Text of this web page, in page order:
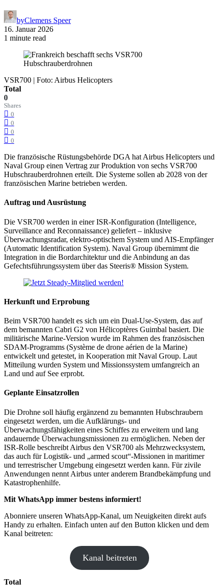
byClemens Speer
16. Januar 2026
1 minute read
VSR700 | Foto: Airbus Helicopters
Total
0
Shares
0
0
0
0
Die französische Rüstungsbehörde DGA hat Airbus Helicopters und
Naval Group einen Vertrag zur Produktion von sechs VSR700
Hubschrauberdrohnen erteilt. Die Systeme sollen ab 2028 von der
französischen Marine betrieben werden.
Auftrag und Ausrüstung
Die VSR700 werden in einer ISR-Konfiguration (Intelligence,
Surveillance and Reconnaissance) geliefert – inklusive
Überwachungsradar, elektro-optischem System und AIS-Empfänger
(Automatic Identification System). Naval Group übernimmt die
Integration in die Bordarchitektur und die Anbindung an das
Gefechtsführungssystem über das Steeris® Mission System.
Herkunft und Erprobung
Beim VSR700 handelt es sich um ein Dual-Use-System, das auf
dem bemannten Cabri G2 von Hélicoptères Guimbal basiert. Die
militärische Marine-Version wurde im Rahmen des französischen
SDAM-Programms (Système de drone aérien de la Marine)
entwickelt und getestet, in Kooperation mit Naval Group. Laut
Mitteilung wurden System und Missionssystem umfangreich an
Land und auf See erprobt.
Geplante Einsatzrollen
Die Drohne soll häufig ergänzend zu bemannten Hubschraubern
eingesetzt werden, um die Aufklärungs- und
Überwachungsfähigkeiten eines Schiffes zu erweitern und lang
andauernde Überwachungsmissionen zu ermöglichen. Neben der
ISR-Rolle beschreibt Airbus den VSR700 als Mehrzwecksystem,
das auch für Logistik- und „armed scout“-Missionen in maritimer
und terrestrischer Umgebung eingesetzt werden kann. Für zivile
Anwendungen nennt Airbus unter anderem Brandbekämpfung und
Katastrophenhilfe.
Mit WhatsApp immer bestens informiert!
Abonniere unseren WhatsApp-Kanal, um Neuigkeiten direkt aufs
Handy zu erhalten. Einfach unten auf den Button klicken und dem
Kanal beitreten:
Kanal beitreten
Total